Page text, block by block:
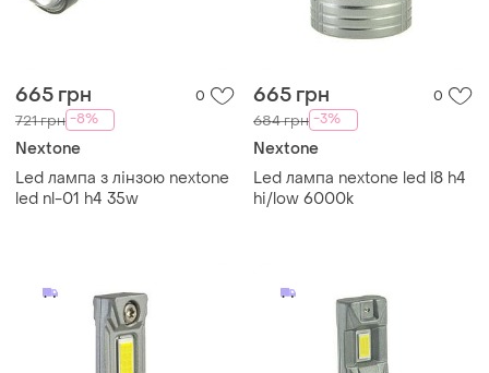
665 грн 0
721 грн -8%
Nextone
Led лампа з лінзою nextone
led nl-01 h4 35w
665 грн 0
684 грн -3%
Nextone
Led лампа nextone led l8 h4
hi/low 6000k